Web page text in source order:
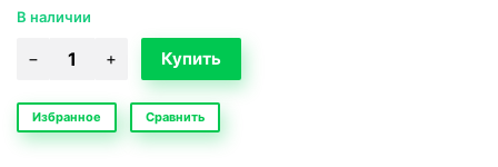
В наличии
Избранное Сравнить